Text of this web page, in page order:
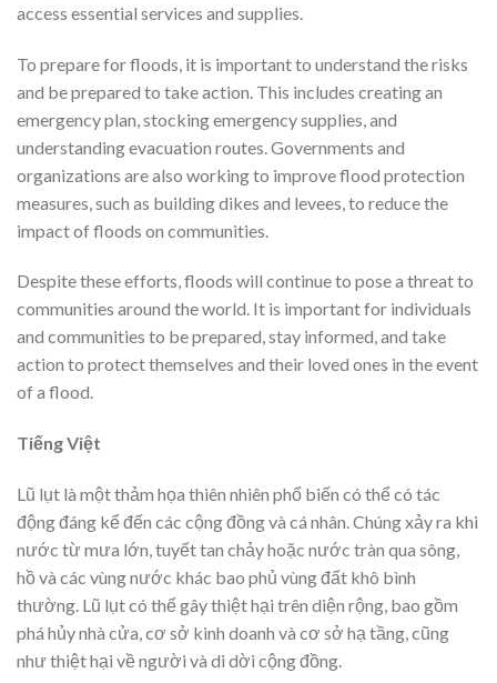
access essential services and supplies.
To prepare for floods, it is important to understand the risks
and be prepared to take action. This includes creating an
emergency plan, stocking emergency supplies, and
understanding evacuation routes. Governments and
organizations are also working to improve flood protection
measures, such as building dikes and levees, to reduce the
impact of floods on communities.
Despite these efforts, floods will continue to pose a threat to
communities around the world. It is important for individuals
and communities to be prepared, stay informed, and take
action to protect themselves and their loved ones in the event
of a flood.
Tiếng Việt
Lũ lụt là một thảm họa thiên nhiên phổ biến có thể có tác
động đáng kể đến các cộng đồng và cá nhân. Chúng xảy ra khi
nước từ mưa lớn, tuyết tan chảy hoặc nước tràn qua sông,
hồ và các vùng nước khác bao phủ vùng đất khô bình
thường. Lũ lụt có thể gây thiệt hại trên diện rộng, bao gồm
phá hủy nhà cửa, cơ sở kinh doanh và cơ sở hạ tầng, cũng
như thiệt hại về người và di dời cộng đồng.